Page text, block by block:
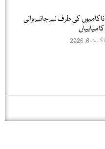
ناکامیوں کی طرف لے جانے والی
کامیابیاں
اگست 6, 2026